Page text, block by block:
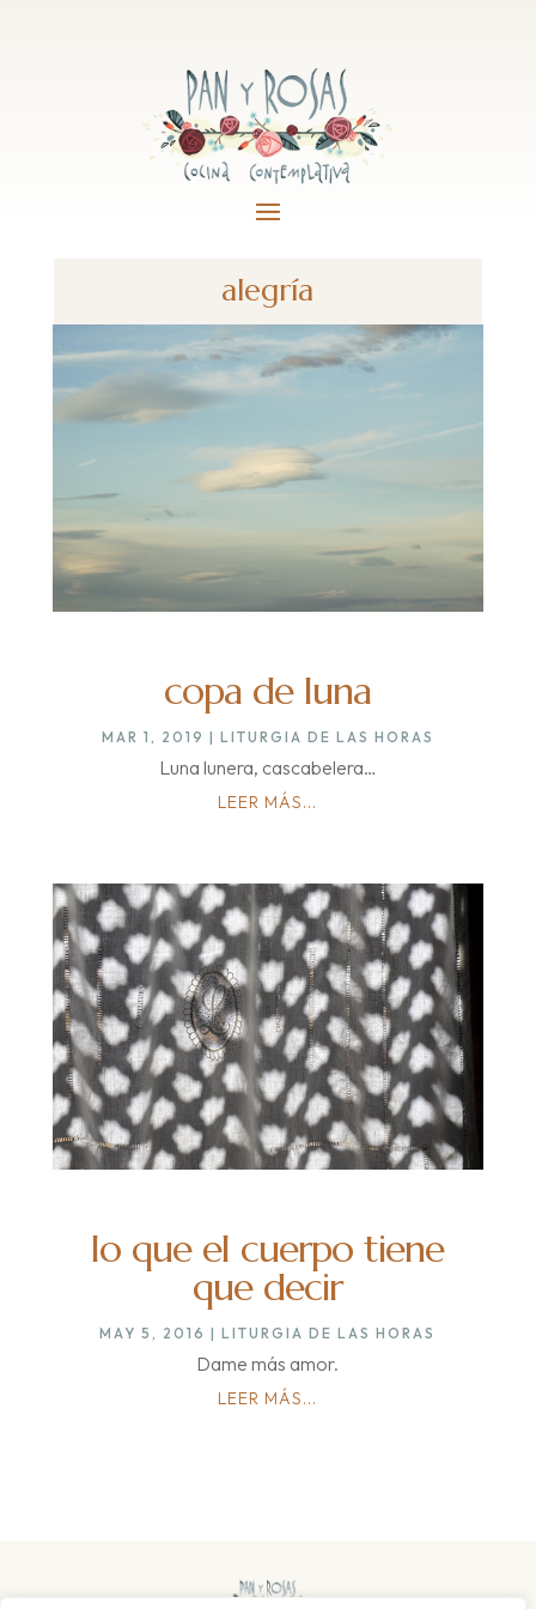
alegría
copa de luna
MAR 1, 2019 | LITURGIA DE LAS HORAS
Luna lunera, cascabelera…
LEER MÁS...
lo que el cuerpo tiene
que decir
MAY 5, 2016 |LITURGIA DE LAS HORAS
Dame más amor.
LEER MÁS...